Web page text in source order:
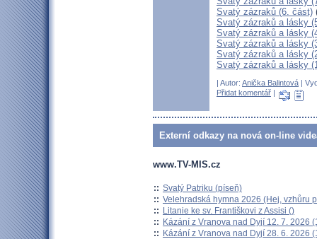
Svatý zázraků (6. část)
Svatý zázraků a lásky
Svatý zázraků a lásky
Svatý zázraků a lásky
Svatý zázraků a lásky
Svatý zázraků a lásky
| Autor: Anička Balintová |
Přidat komentář |
Externí odkazy na nová on-line
www.TV-MIS.cz
:: Svatý Patriku (píseň)
:: Velehradská hymna 2026 (Hej, vzhůru
:: Litanie ke sv. Františkovi z Assisi ()
:: Kázání z Vranova nad Dyjí 12. 7. 2026
:: Kázání z Vranova nad Dyjí 28. 6. 2026